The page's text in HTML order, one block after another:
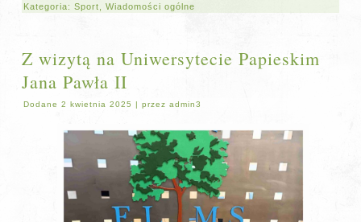
Kategoria:Sport ,Wiadomości ogólne
Z wizytą na Uniwersytecie Papieskim
Jana Pawła II
Dodane 2 kwietnia 2025 |przez admin3